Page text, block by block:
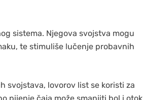
sistema. Njegova svojstva mogu
te stimuliše lučenje probavnih
svojstava, lovorov list se koristi za